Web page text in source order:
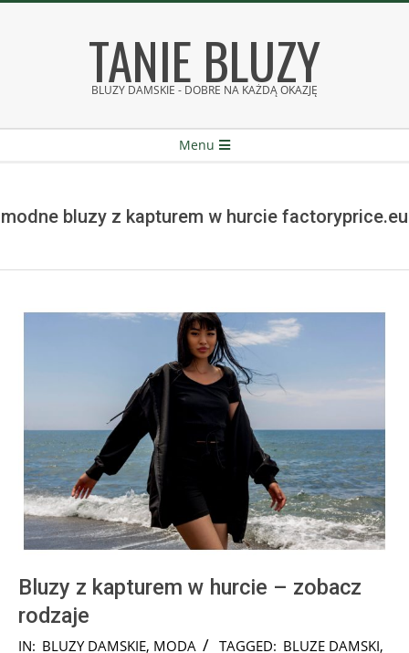
TANIE BLUZY
BLUZY DAMSKIE - DOBRE NA KAŻDĄ OKAZJĘ
Menu
modne bluzy z kapturem w hurcie factoryprice.eu
Bluzy z kapturem w hurcie – zobacz
rodzaje
2023-
IN: BLUZY DAMSKIE, MODA TAGGED: BLUZE DAMSKI,